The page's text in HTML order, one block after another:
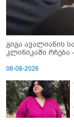
გიგა ავალიანის
კლინიკაში რჩება
06-08-2026